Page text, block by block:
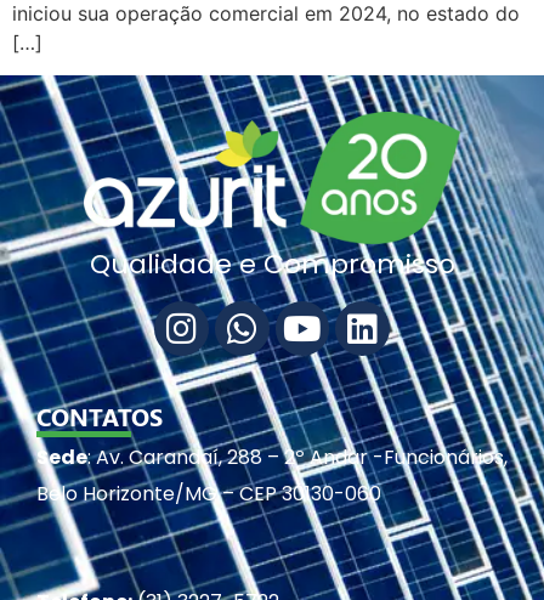
iniciou sua operação comercial em 2024, no estado do
[…]
Qualidade e Compromisso
CONTATOS
Sede: Av. Carandaí, 288 – 2º Andar -Funcionários,
Belo Horizonte/MG – CEP 30130-060